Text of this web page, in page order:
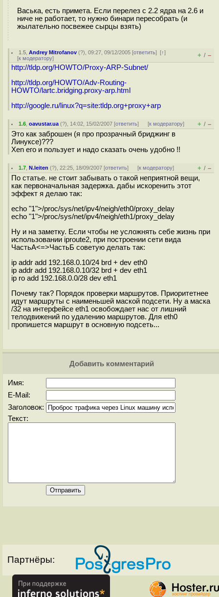
Васька, есть примета. Если перелез с 2.2 ядра на 2.6 и
ниче не работает, то нужно бинари пересобрать (и
жылательно посвежее сырцы взять)
1.5 ,Andrey Mitrofanov (?), 09:27, 09/12/2005 [ответить][↑]
[к модератору] + / –
http://tldp.org/HOWTO/Proxy-ARP-Subnet/
http://tldp.org/HOWTO/Adv-Routing-
HOWTO/lartc.bridging.proxy-arp.html
http://google.ru/linux?q=site:tldp.org+proxy+arp
1.6 ,oavustar.ua (?), 14:02, 15/02/2007 [ответить] [к модератору] + / –
Это как заброшен (я про прозрачный бриджинг в
Линуксе)???
Xen его и пользует и надо сказать очень удобно !!
1.7 ,N.leiten (?), 22:25, 18/09/2007 [ответить] [к модератору] + / –
По статье. не стоит забывать о такой неприятной вещи,
как первоначальная задержка. дабы искоренить этот
эффект я делаю так:
echo "1">/proc/sys/net/ipv4/neigh/eth0/proxy_delay
echo "1">/proc/sys/net/ipv4/neigh/eth1/proxy_delay
Ну и на заметку. Если чтобы не усложнять себе жизнь при
использовании iproute2, при построении сети вида
ЧастьА<=>ЧастьБ советую делать так:
ip addr add 192.168.0.10/24 brd + dev eth0
ip addr add 192.168.0.10/32 brd + dev eth1
ip ro add 192.168.0.0/28 dev eth1
Почему так? Порядок проверки маршрутов. Приоритетнее
идут маршруты с наименьшей маской подсети. Ну а маска
/32 на интерфейсе eth1 освобождает нас от лишний
телодвижений по удалению маршрутов. Для eth0
пропишется маршрут в основную подсеть...
Добавить комментарий
Имя:
E-Mail:
Заголовок:
Текст:
Партнёры: